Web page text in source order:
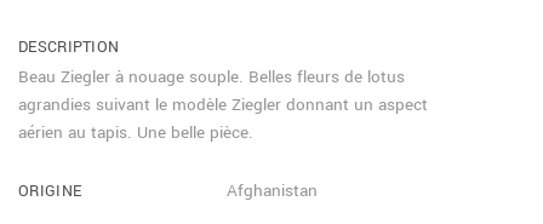
DESCRIPTION
Beau Ziegler à nouage souple. Belles fleurs de lotus
agrandies suivant le modèle Ziegler donnant un aspect
aérien au tapis. Une belle pièce.
ORIGINE Afghanistan